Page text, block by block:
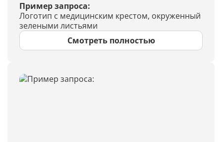
Пример запроса:
Логотип с медицинским крестом, окруженный
зелеными листьями
Смотреть полностью